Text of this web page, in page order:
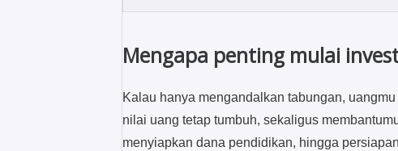
Mengapa penting mulai
Kalau hanya mengandalkan tabungan,
nilai uang tetap tumbuh, sekaligus
menyiapkan dana pendidikan, hingga